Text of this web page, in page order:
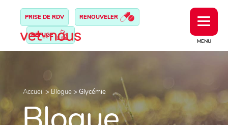
MENU
PRISE DE RDV RENOUVELER
REFUGE
Accueil > Blogue> Glycémie